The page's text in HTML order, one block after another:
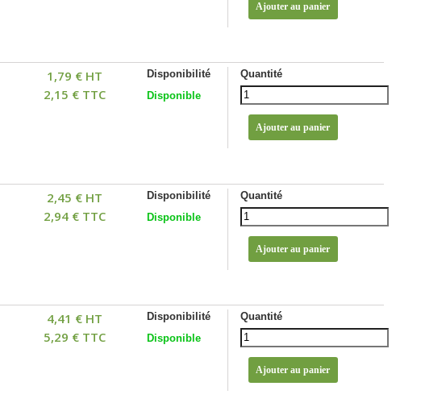
1,79 € HT
2,15 € TTC
Disponibilité
Disponible
Quantité
2,45 € HT
2,94 € TTC
Disponibilité
Disponible
Quantité
4,41 € HT
5,29 € TTC
Disponibilité
Disponible
Quantité